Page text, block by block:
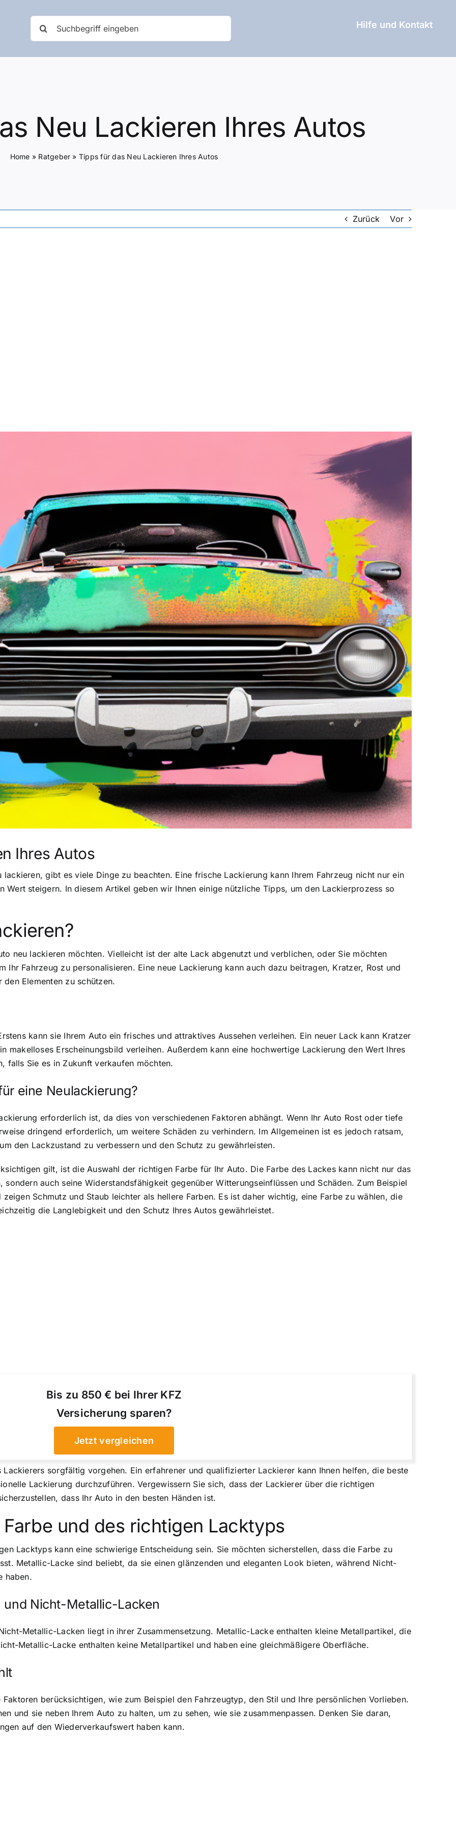
nach:
Hilfe und Kontakt
Neu Lackieren Ihres Autos
Home » Ratgeber » Tipps für das Neu Lackieren Ihres Autos
Zurück Vor
Ihres Autos
gibt es viele Dinge zu beachten. Eine frische Lackierung kann Ihrem Fahrzeug nicht nur ein
Wert steigern. In diesem Artikel geben wir Ihnen einige nützliche Tipps, um den Lackierprozess so
neu lackieren möchten. Vielleicht ist der alte Lack abgenutzt und verblichen, oder Sie möchten
Ihr Fahrzeug zu personalisieren. Eine neue Lackierung kann auch dazu beitragen, Kratzer, Rost und
Elementen zu schützen.
kann sie Ihrem Auto ein frisches und attraktives Aussehen verleihen. Ein neuer Lack kann Kratzer
makelloses Erscheinungsbild verleihen. Außerdem kann eine hochwertige Lackierung den Wert Ihres
falls Sie es in Zukunft verkaufen möchten.
eine Neulackierung?
erforderlich ist, da dies von verschiedenen Faktoren abhängt. Wenn Ihr Auto Rost oder tiefe
dringend erforderlich, um weitere Schäden zu verhindern. Im Allgemeinen ist es jedoch ratsam,
den Lackzustand zu verbessern und den Schutz zu gewährleisten.
gilt, ist die Auswahl der richtigen Farbe für Ihr Auto. Die Farbe des Lackes kann nicht nur das
sondern auch seine Widerstandsfähigkeit gegenüber Witterungseinflüssen und Schäden. Zum Beispiel
Schmutz und Staub leichter als hellere Farben. Es ist daher wichtig, eine Farbe zu wählen, die
die Langlebigkeit und den Schutz Ihres Autos gewährleistet.
Bis zu 850 € bei Ihrer KFZ
Versicherung sparen?
Jetzt vergleichen
sorgfältig vorgehen. Ein erfahrener und qualifizierter Lackierer kann Ihnen helfen, die beste
Lackierung durchzuführen. Vergewissern Sie sich, dass der Lackierer über die richtigen
dass Ihr Auto in den besten Händen ist.
und des richtigen Lacktyps
Lacktyps kann eine schwierige Entscheidung sein. Sie möchten sicherstellen, dass die Farbe zu
Metallic-Lacke sind beliebt, da sie einen glänzenden und eleganten Look bieten, während Nicht-
haben.
Nicht-Metallic-Lacken
Metallic-Lacken liegt in ihrer Zusammensetzung. Metallic-Lacke enthalten kleine Metallpartikel, die
Metallic-Lacke enthalten keine Metallpartikel und haben eine gleichmäßigere Oberfläche.
berücksichtigen, wie zum Beispiel den Fahrzeugtyp, den Stil und Ihre persönlichen Vorlieben.
und sie neben Ihrem Auto zu halten, um zu sehen, wie sie zusammenpassen. Denken Sie daran,
auf den Wiederverkaufswert haben kann.